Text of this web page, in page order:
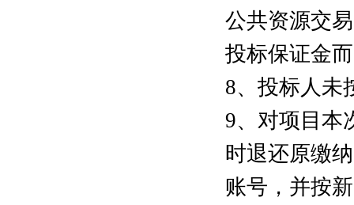
公共资源交
投标保证金
8、投标人未
9、对项目本
时退还原缴
账号，并按